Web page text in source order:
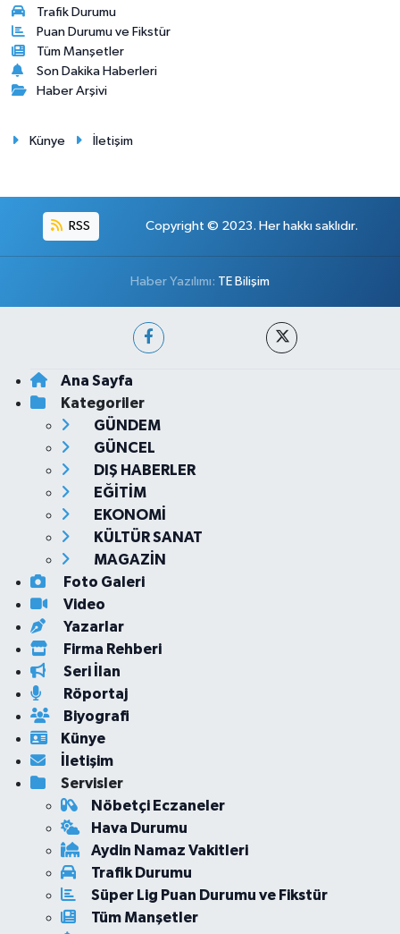
Trafik Durumu
Puan Durumu ve Fikstür
Tüm Manşetler
Son Dakika Haberleri
Haber Arşivi
Künye İletişim
RSS Copyright © 2023. Her hakkı saklıdır.
Haber Yazılımı: TE Bilişim
Ana Sayfa
Kategoriler
GÜNDEM
GÜNCEL
DIŞ HABERLER
EĞİTİM
EKONOMİ
KÜLTÜR SANAT
MAGAZİN
Foto Galeri
Video
Yazarlar
Firma Rehberi
Seri İlan
Röportaj
Biyografi
Künye
İletişim
Servisler
Nöbetçi Eczaneler
Hava Durumu
Aydin Namaz Vakitleri
Trafik Durumu
Süper Lig Puan Durumu ve Fikstür
Tüm Manşetler